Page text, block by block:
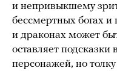
и непривыкшему
бессмертных богах и
и драконах может
оставляет
персонажей, но